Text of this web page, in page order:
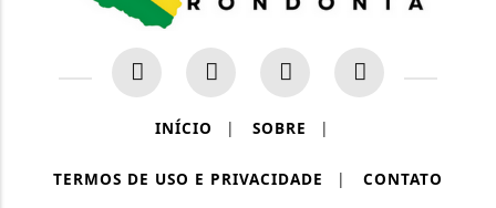
INÍCIO | SOBRE |
TERMOS DE USO E PRIVACIDADE | CONTATO